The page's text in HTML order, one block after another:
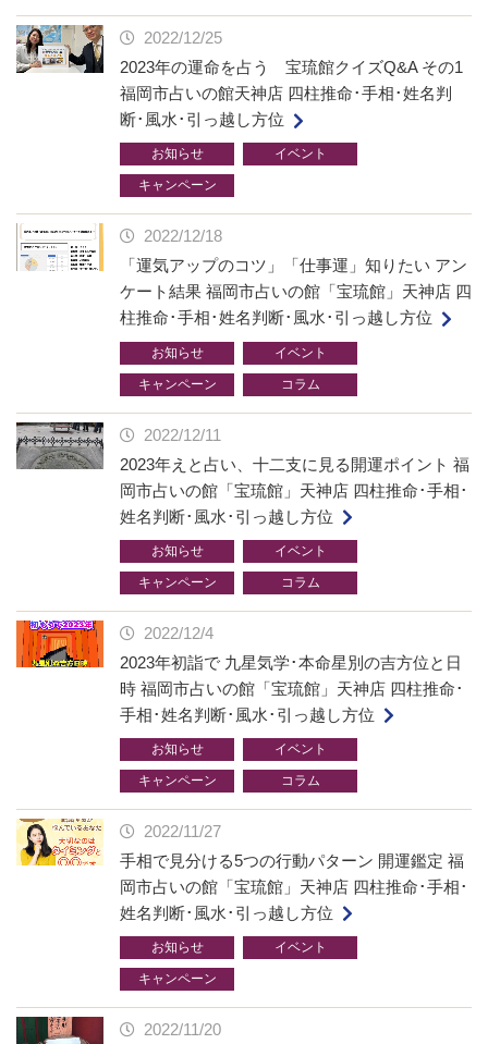
2022/12/25
2023年の運命を占う 宝琉館クイズQ&A その1
福岡市占いの館天神店 四柱推命･手相･姓名判
断･風水･引っ越し方位
お知らせ イベント
キャンペーン
2022/12/18
「運気アップのコツ」「仕事運」知りたい アン
ケート結果 福岡市占いの館「宝琉館」天神店 四
柱推命･手相･姓名判断･風水･引っ越し方位
お知らせ イベント
キャンペーン コラム
2022/12/11
2023年えと占い、十二支に見る開運ポイント 福
岡市占いの館「宝琉館」天神店 四柱推命･手相･
姓名判断･風水･引っ越し方位
お知らせ イベント
キャンペーン コラム
2022/12/4
2023年初詣で 九星気学･本命星別の吉方位と日
時 福岡市占いの館「宝琉館」天神店 四柱推命･
手相･姓名判断･風水･引っ越し方位
お知らせ イベント
キャンペーン コラム
2022/11/27
手相で見分ける5つの行動パターン 開運鑑定 福
岡市占いの館「宝琉館」天神店 四柱推命･手相･
姓名判断･風水･引っ越し方位
お知らせ イベント
キャンペーン
2022/11/20